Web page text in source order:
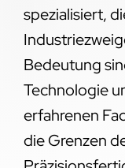
spezialisiert,
Bedeutung
Technologie
erfahrenen
die Grenzen